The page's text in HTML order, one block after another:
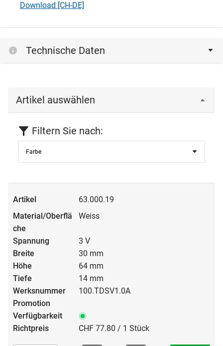
Download [CH-DE]
Technische Daten
Artikel auswählen
Filtern Sie nach:
Farbe
63.000.19
Weiss
3 V
30 mm
64 mm
14 mm
100.TDSV1.0A
CHF 77.80 / 1 Stück